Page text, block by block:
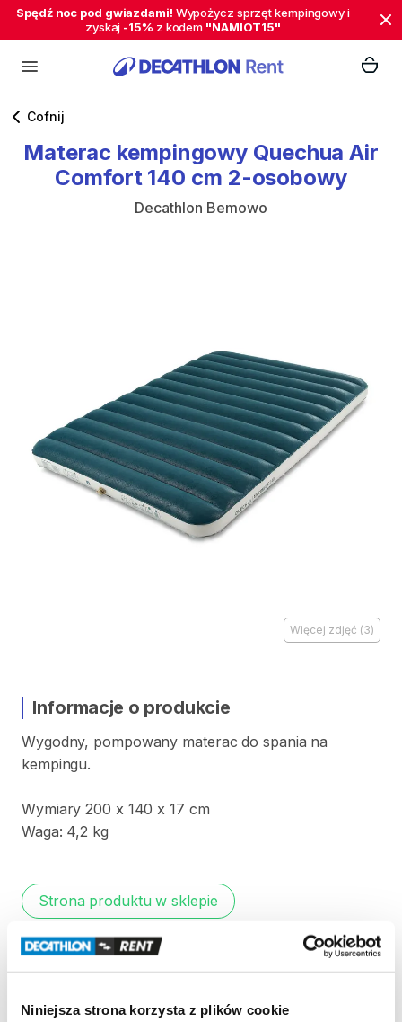
Niniejsza strona korzysta z plików cookie
Spędź noc pod gwiazdami! Wypożycz sprzęt kempingowy i
zyskaj -15% z kodem "NAMIOT15"
Cofnij
Materac kempingowy Quechua Air
Comfort 140 cm 2-osobowy
Decathlon Bemowo
Więcej zdjęć (3)
Informacje o produkcie
Wygodny​​,​ pompowany materac do spania na
kempingu.
Wymiary 200 x 140 x 17 cm
Waga: 4​​,​​2 kg
Strona produktu w sklepie
Zasady wypożyczenia
REGULAMIN